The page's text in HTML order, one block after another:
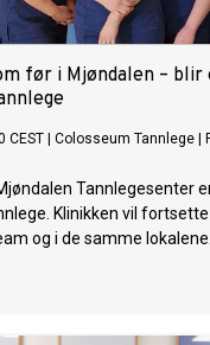
før i Mjøndalen – blir
CEST Colosseum Tannlege
Tannlegesenter
Klinikken vil
og i de samme lokalene.